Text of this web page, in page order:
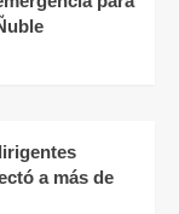
a más de